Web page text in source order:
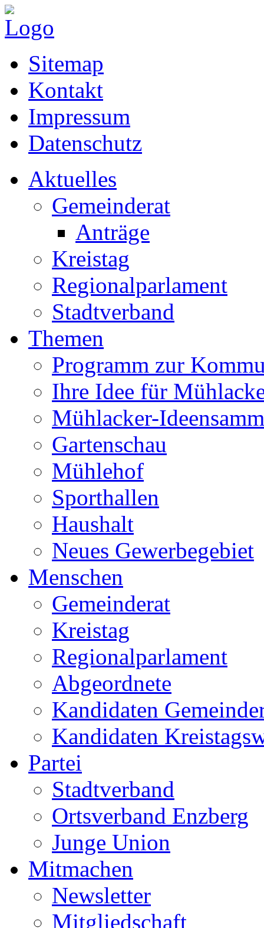
Sitemap
Kontakt
Impressum
Datenschutz
Aktuelles
Gemeinderat
Anträge
Kreistag
Regionalparlament
Stadtverband
Themen
Programm zur
Ihre Idee für
Mühlacker-
Gartenschau
Mühlehof
Sporthallen
Haushalt
Neues Gewerbegebiet
Menschen
Gemeinderat
Kreistag
Regionalparlament
Abgeordnete
Kandidaten
Kandidaten
Partei
Stadtverband
Ortsverband Enzberg
Junge Union
Mitmachen
Newsletter
Mitgliedschaft